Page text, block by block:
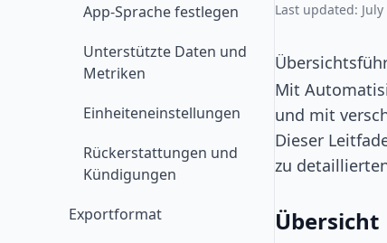
App-Sprache festlegen
Unterstützte Daten und
Metriken
Einheiteneinstellungen
Rückerstattungen und
Kündigungen
Exportformat
Last updated: July
Mit
und mit
Dieser
zu
Übersicht